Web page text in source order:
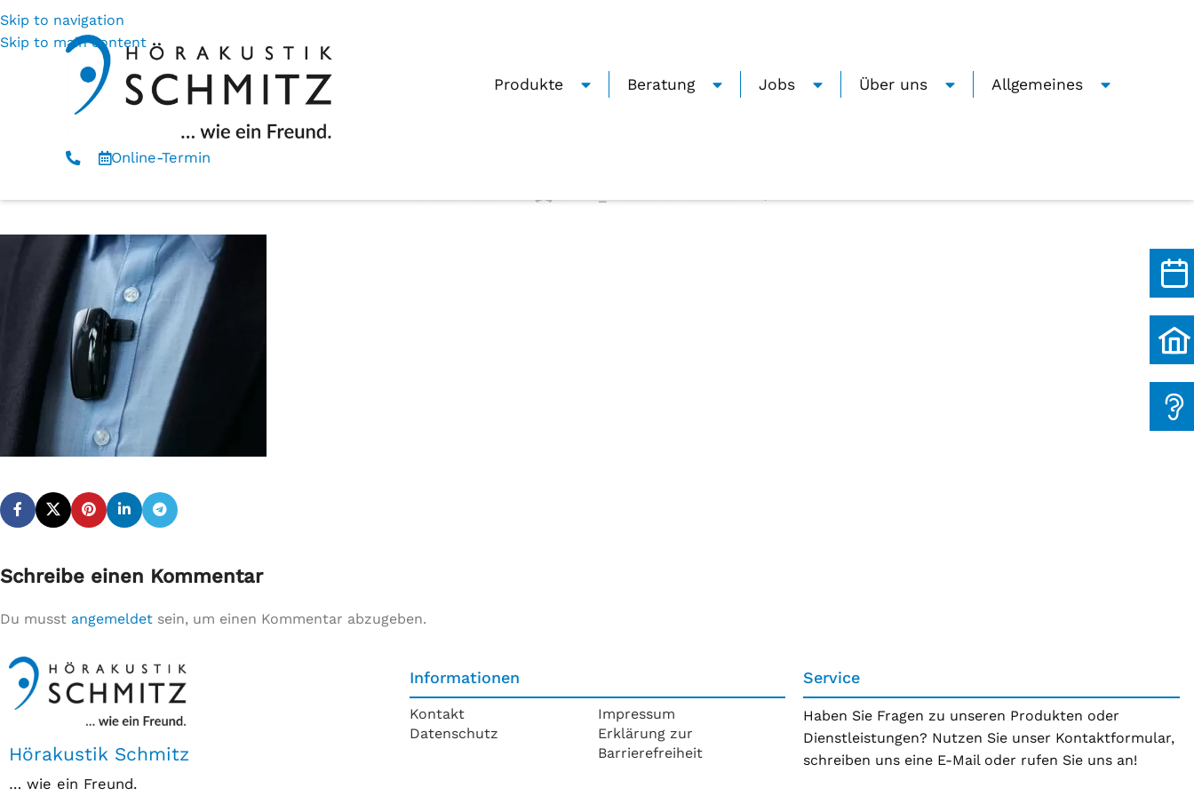
Skip to navigation
Skip to main content
Produkte Beratung Jobs Über uns Allgemeines
Online-Termin
Schreibe einen Kommentar
Du musst angemeldet sein, um einen Kommentar abzugeben.
Hörakustik Schmitz
… wie ein Freund.
Informationen
Kontakt
Datenschutz
Impressum
Erklärung zur
Barrierefreiheit
Service
Haben Sie Fragen zu unseren Produkten oder
Dienstleistungen? Nutzen Sie unser Kontaktformular,
schreiben uns eine E-Mail oder rufen Sie uns an!